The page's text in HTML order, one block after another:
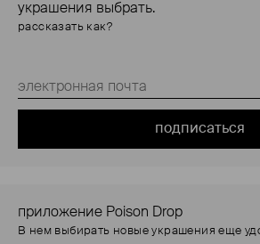
украшения выбрать.
рассказать как?
подписаться
приложение Poison Drop
В нем выбирать новые украшения еще